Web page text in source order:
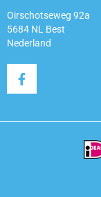
Oirschotseweg 92a
5684 NL Best
Nederland